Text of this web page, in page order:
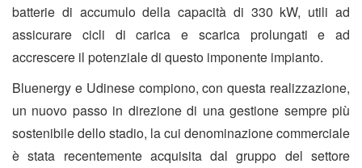
batterie di accumulo della capacità di 330 kW, utili ad
assicurare cicli di carica e scarica prolungati e ad
accrescere il potenziale di questo imponente impianto.
Bluenergy e Udinese compiono, con questa realizzazione,
un nuovo passo in direzione di una gestione sempre più
sostenibile dello stadio, la cui denominazione commerciale
è stata recentemente acquisita dal gruppo del settore